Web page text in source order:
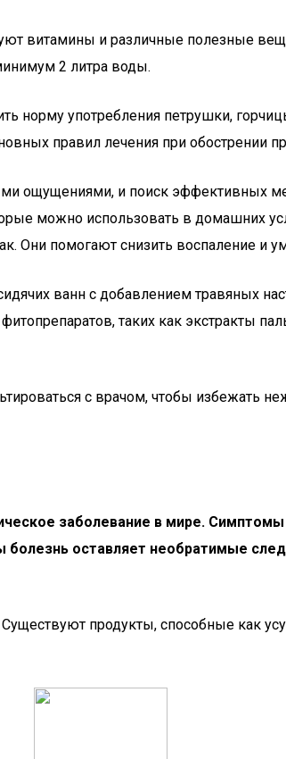
витамины и различные полезные
2 литра воды.
норму употребления петрушки,
правил лечения при обострении
ощущениями, и поиск эффективных
можно использовать в домашних
Они помогают снизить воспаление и
ванн с добавлением травяных
таких как экстракты
с врачом, чтобы избежать
заболевание в мире.
оставляет необратимые
продукты, способные как